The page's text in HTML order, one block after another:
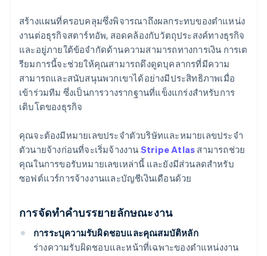
สร้างแผนที่ครอบคลุมซึ่งพิจารณาถึงผลกระทบของตำแหน่ง
งานต่อธุรกิจสตาร์ทอัพ, สอดคล้องกับวัตถุประสงค์ทางธุรกิจ
และอยู่ภายใต้ข้อจำกัดด้านความสามารถทางการเงิน การเต
รียมการนี้จะช่วยให้คุณสามารถดึงดูดบุคลากรที่มีความ
สามารถและสนับสนุนพวกเขาได้อย่างมีประสิทธิภาพเมื่อ
เข้าร่วมทีม ซึ่งเป็นการวางรากฐานที่แข็งแกร่งสำหรับการ
เติบโตของธุรกิจ
คุณจะต้องมีหมายเลขประจำตัวบริษัทและหมายเลขประจำ
ตัวนายจ้างก่อนที่จะเริ่มจ้างงาน Stripe Atlas สามารถช่วย
คุณในการขอรับหมายเลขเหล่านี้ และยังมีส่วนลดสำหรับ
ซอฟต์แวร์การจ้างงานและบัญชีเงินเดือนด้วย
การจัดทำคำบรรยายลักษณะงาน
การระบุความรับผิดชอบและคุณสมบัติหลัก
ร่างความรับผิดชอบและหน้าที่เฉพาะของตำแหน่งงาน